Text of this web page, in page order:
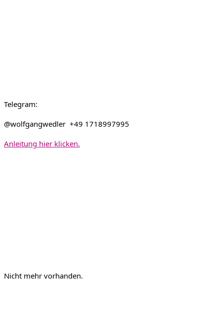
Telegram:
@wolfgangwedler +49 1718997995
Anleitung hier klicken.
Nicht mehr vorhanden.